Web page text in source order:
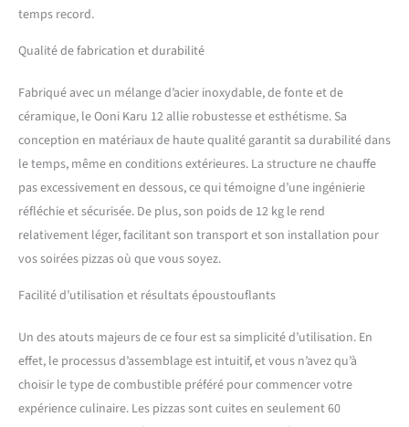
Karu 12 est un four à pizza
10 kg qui peut être utilisé
dans votre jardin ou dans
pizza Ooni,
l’incontournable pour des
pizzas parfaites ! Que vous
cherchiez un four à pizza
bois, un four à pizza gaz ou
un pizza oven, Ooni propose
des modèles performants et
steaks, pains et plus en 60
temps record.
Qualité de fabrication et durabilité
Fabriqué avec un mélange d’acier inoxydable, de fonte et de
céramique, le Ooni Karu 12 allie robustesse et esthétisme. Sa
conception en matériaux de haute qualité garantit sa durabilité dans
le temps, même en conditions extérieures. La structure ne chauffe
pas excessivement en dessous, ce qui témoigne d’une ingénierie
réfléchie et sécurisée. De plus, son poids de 12 kg le rend
relativement léger, facilitant son transport et son installation pour
vos soirées pizzas où que vous soyez.
Facilité d’utilisation et résultats époustouflants
Un des atouts majeurs de ce four est sa simplicité d’utilisation. En
effet, le processus d’assemblage est intuitif, et vous n’avez qu’à
choisir le type de combustible préféré pour commencer votre
expérience culinaire. Les pizzas sont cuites en seulement 60